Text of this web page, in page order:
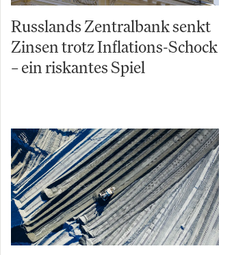
Russlands Zentralbank senkt
Zinsen trotz Inflations-Schock
– ein riskantes Spiel